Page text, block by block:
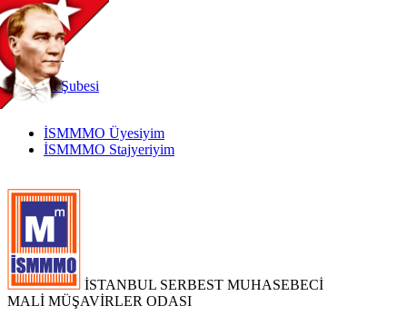
TR
|
EN
İnternetŞubesi
İSMMMO Üyesiyim
İSMMMO Stajyeriyim
İSTANBUL SERBEST MUHASEBECİ
MALİ MÜŞAVİRLER ODASI